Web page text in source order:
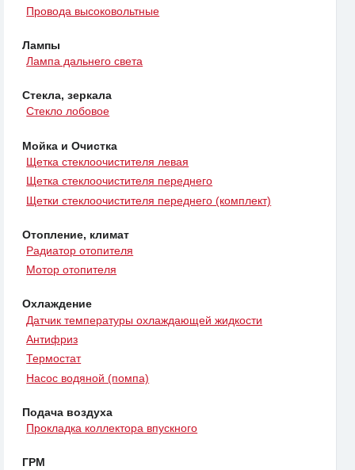
Провода высоковольтные
Лампы
Лампа дальнего света
Стекла, зеркала
Стекло лобовое
Мойка и Очистка
Щетка стеклоочистителя левая
Щетка стеклоочистителя переднего
Щетки стеклоочистителя переднего (комплект)
Отопление, климат
Радиатор отопителя
Мотор отопителя
Охлаждение
Датчик температуры охлаждающей жидкости
Антифриз
Термостат
Насос водяной (помпа)
Подача воздуха
Прокладка коллектора впускного
ГРМ